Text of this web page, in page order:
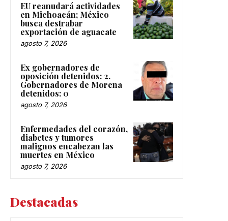
EU reanudará actividades
en Michoacán; México
busca destrabar
exportación de aguacate
agosto 7, 2026
Ex gobernadores de
oposición detenidos: 2.
Gobernadores de Morena
detenidos: 0
agosto 7, 2026
Enfermedades del corazón,
diabetes y tumores
malignos encabezan las
muertes en México
agosto 7, 2026
Destacadas